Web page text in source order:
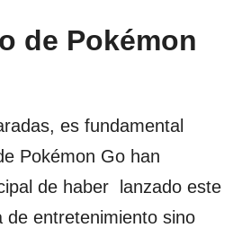
de Pokémon
es fundamental
Pokémon Go han
de haber lanzado este
entretenimiento sino